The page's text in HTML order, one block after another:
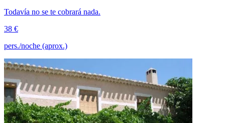
Todavía no se te cobrará nada.
38 €
pers./noche (aprox.)